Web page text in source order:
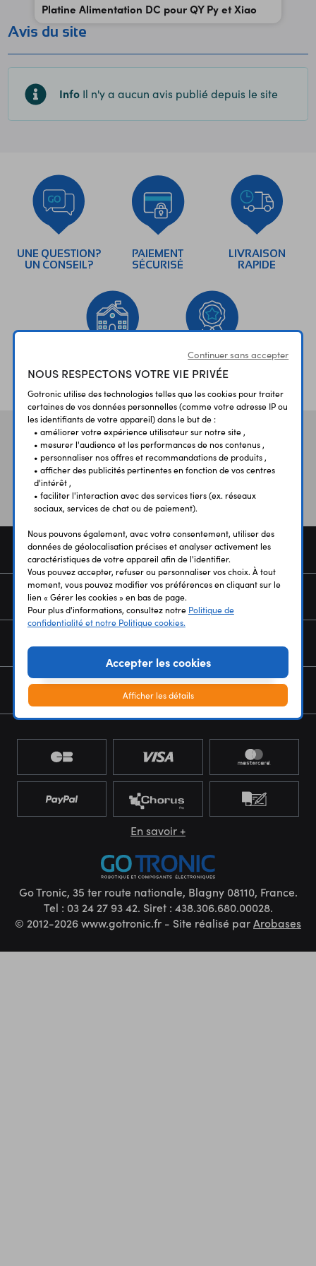
Platine Alimentation DC pour QY Py et Xiao
Avis du site
Info Il n'y a aucun avis publié depuis le site
UNE QUESTION?
UN CONSEIL?
PAIEMENT
SÉCURISÉ
LIVRAISON
RAPIDE
ÉTABLISSEMENTS
SCOLAIRES
PLUS 30 ANS
D’EXPERIENCE
Vos aviset témoignages
COMMANDE
SERVICES
NOUS CONNAÎTRE
NEWSLETTER
En savoir +
Go Tronic, 35 ter route nationale, Blagny 08110, France.
Tel : 03 24 27 93 42. Siret : 438.306.680.00028.
© 2012-2026 www.gotronic.fr - Site réalisé parArobases
Continuer sans accepter
NOUS RESPECTONS VOTRE VIE PRIVÉE
Gotronic utilise des technologies telles que les cookies pour traiter
certaines de vos données personnelles (comme votre adresse IP ou
les identifiants de votre appareil) dans le but de :
• améliorer votre expérience utilisateur sur notre site ,
• mesurer l'audience et les performances de nos contenus ,
• personnaliser nos offres et recommandations de produits ,
• afficher des publicités pertinentes en fonction de vos centres
d'intérêt ,
• faciliter l'interaction avec des services tiers (ex. réseaux
sociaux, services de chat ou de paiement).
Nous pouvons également, avec votre consentement, utiliser des
données de géolocalisation précises et analyser activement les
caractéristiques de votre appareil afin de l'identifier.
Vous pouvez accepter, refuser ou personnaliser vos choix. À tout
moment, vous pouvez modifier vos préférences en cliquant sur le
lien « Gérer les cookies » en bas de page.
Pour plus d'informations, consultez notre Politique de
confidentialité et notre Politique cookies.
Accepter les cookies
Afficher les détails